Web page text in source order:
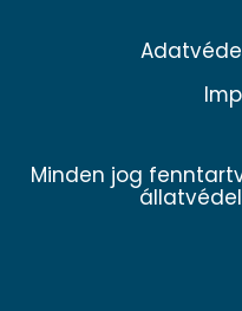
Minden jog